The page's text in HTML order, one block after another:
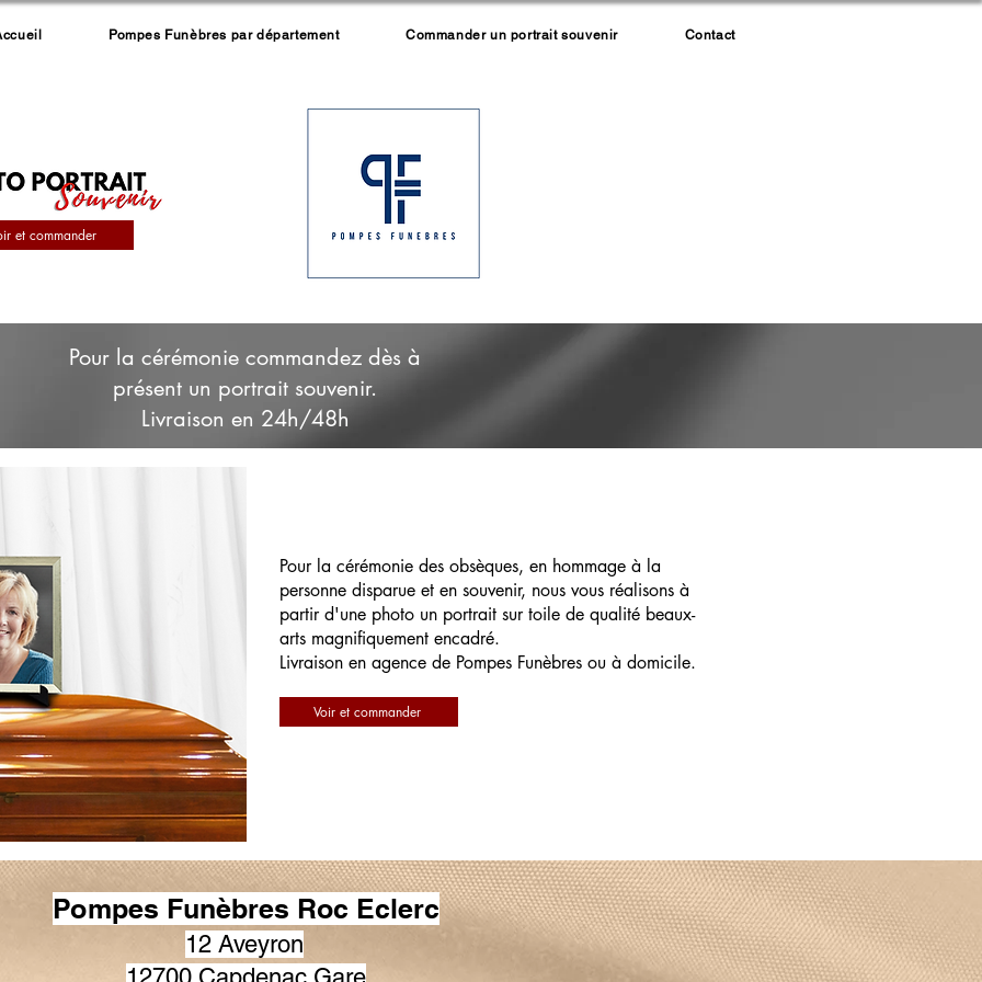
Pompes Funèbres par département Commander un portrait souvenir Contact
et commander
Pour la cérémonie commandez dès à
présent un portrait souvenir.
Livraison en 24h/48h
Pour la cérémonie des obsèques, en hommage à la
personne disparue et en souvenir, nous vous réalisons à
partir d'une photo un portrait sur toile de qualité beaux-
arts magnifiquement encadré.
Livraison en agence de Pompes Funèbres ou à domicile.
Voir et commander
Pompes Funèbres Roc Eclerc
12 Aveyron